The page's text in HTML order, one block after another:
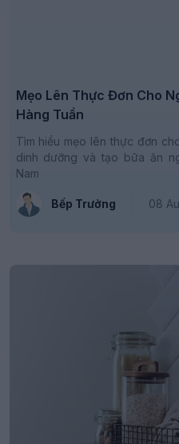
Mẹo Lên Thực Đơn Cho
Hàng Tuần
Tìm hiểu mẹo lên thực đơn
dinh dưỡng và tạo bữa ăn
Nam
Bếp Trưởng 08